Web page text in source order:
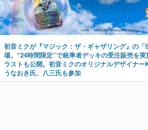
初音ミクが『マジック：ザ・ギャザリング』の
場。“24時間限定”で統率者デッキの受注販売を
ラストも公開。初音ミクのオリジナルデザイナー
うなおき氏、八三氏も参加